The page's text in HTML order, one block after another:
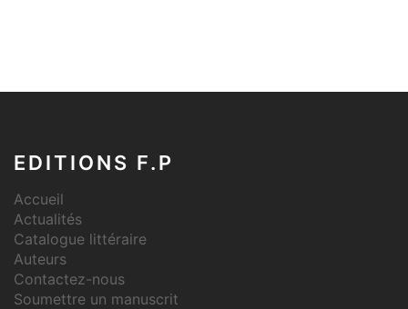
EDITIONS F.P
Accueil
Actualités
Catalogue littéraire
Auteurs
Contactez-nous
Soumettre un manuscrit